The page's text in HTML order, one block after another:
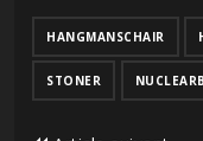
HANGMANSCHAIR
STONER